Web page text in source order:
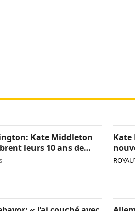
Kate Middleton
leurs 10 ans de
Kate